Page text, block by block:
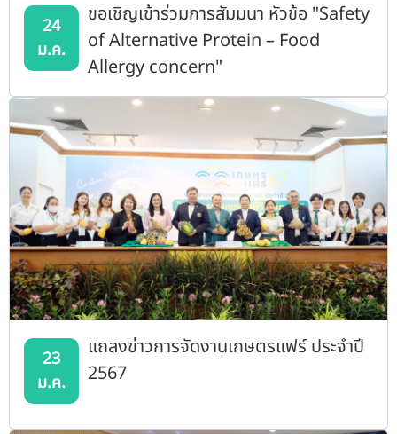
24
ม.ค.
ขอเชิญเข้าร่วมการสัมมนา หัวข้อ "Safety
of Alternative Protein – Food
Allergy concern"
23
ม.ค.
แถลงข่าวการจัดงานเกษตรแฟร์ ประจำปี
2567